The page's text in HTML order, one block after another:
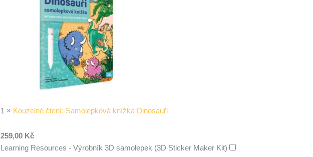
1 × Kouzelné čtení: Samolepková knížka Dinosauři
259,00 Kč
Learning Resources - Výrobník 3D samolepek (3D Sticker Maker Kit)